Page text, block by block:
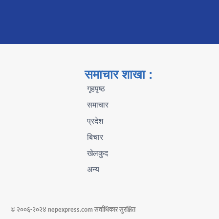
समाचार शाखा :
गृहपृष्ठ
समाचार
प्रदेश
बिचार
खेलकुद
अन्य
© २००६-२०२४ nepexpress.com सर्वाधिकार सुरक्षित